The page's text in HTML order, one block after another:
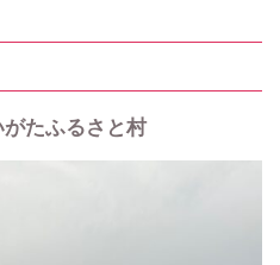
たふるさと村